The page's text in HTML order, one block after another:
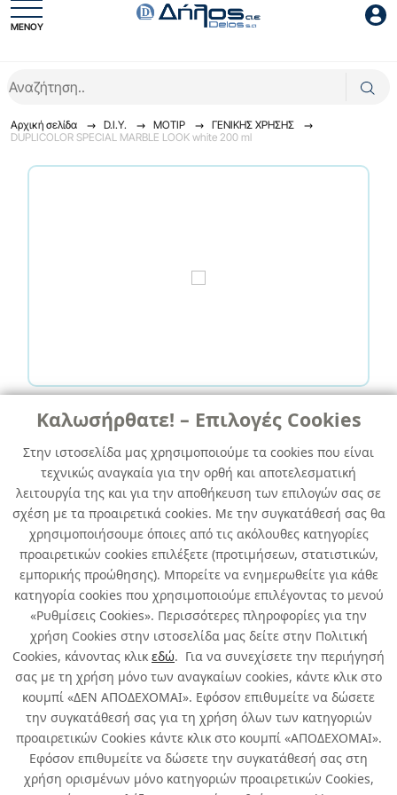
Καλωσήρθατε! – Επιλογές Cookies
Στην ιστοσελίδα μας χρησιμοποιούμε τα cookies που είναι
τεχνικώς αναγκαία για την ορθή και αποτελεσματική
λειτουργία της και για την αποθήκευση των επιλογών σας σε
σχέση με τα προαιρετικά cookies. Με την συγκατάθεσή σας θα
χρησιμοποιήσουμε όποιες από τις ακόλουθες κατηγορίες
προαιρετικών cookies επιλέξετε (προτιμήσεων, στατιστικών,
εμπορικής προώθησης). Μπορείτε να ενημερωθείτε για κάθε
κατηγορία cookies που χρησιμοποιούμε επιλέγοντας το μενού
«Ρυθμίσεις Cookies». Περισσότερες πληροφορίες για την
χρήση Cookies στην ιστοσελίδα μας δείτε στην Πολιτική
Cookies, κάνοντας κλικ εδώ. Για να συνεχίσετε την περιήγησή
σας με τη χρήση μόνο των αναγκαίων cookies, κάντε κλικ στο
κουμπί «ΔΕΝ ΑΠΟΔΕΧΟΜΑΙ». Εφόσον επιθυμείτε να δώσετε
την συγκατάθεσή σας για τη χρήση όλων των κατηγοριών
προαιρετικών Cookies κάντε κλικ στο κουμπί «ΑΠΟΔΕΧΟΜΑΙ».
Εφόσον επιθυμείτε να δώσετε την συγκατάθεσή σας στη
χρήση ορισμένων μόνο κατηγοριών προαιρετικών Cookies,
ΜΕΝΟΥ
Αρχική σελίδα D.I.Y. ΜΟΤΙΡ
ΓENIKHΣ XPHΣHΣ
DUPLICOLOR SPECIAL MARBLE LOOK white 200 ml
ΓENIKHΣ XPHΣHΣ
DUPLICOLOR SPECIAL MARBLE LOOK
white 200 ml
κωδ. 365277621
6τμχ/ συσκευασία
Άμεσα Διαθέσιμο
Σχετικά με εμάς
Χρήσιμα